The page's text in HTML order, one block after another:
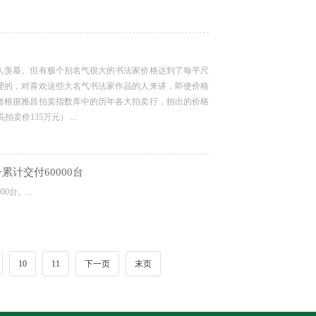
慕。但有极个别名气很大的书法家价格达到了每平尺
，对喜欢这些大名气书法家作品的人来讲，即使价格
据雅昌拍卖指数库中的历年各大拍卖行，拍出的价格
卖价135万元） ...
计交付60000台
台。...
10 11 下一页 末页